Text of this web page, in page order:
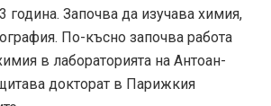
година. Започва да изучава химия,
По-късно започва работа
в лабораторията на Антоан-
докторат в Парижкия